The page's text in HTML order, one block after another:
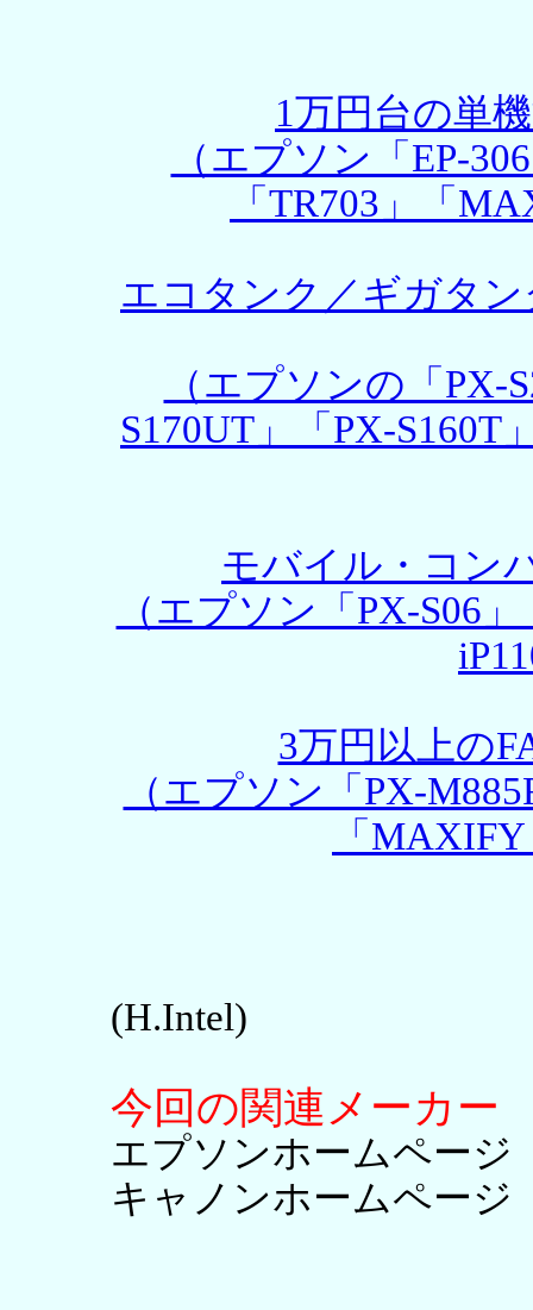
1万円台の単
（エプソン「EP-
「TR703」「
エコタンク／ギガタ
（エプソンの「PX-
S170UT」「PX-
モバイル・コン
（エプソン「PX-S06
3万円以上の
（エプソン「PX-
「
(H.Intel)
今回の関連メーカー
エプソンホームペー
キャノンホームペー